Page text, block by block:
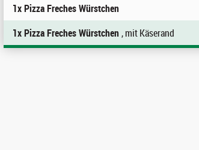
1x Pizza Freches Würstchen
1x Pizza Freches Würstchen, mit Käserand